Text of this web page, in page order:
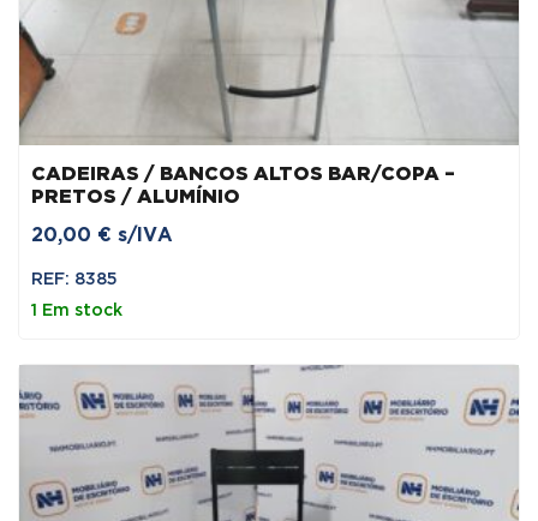
CADEIRAS / BANCOS ALTOS BAR/COPA –
PRETOS / ALUMÍNIO
20,00 € s/IVA
REF: 8385
1 Em stock